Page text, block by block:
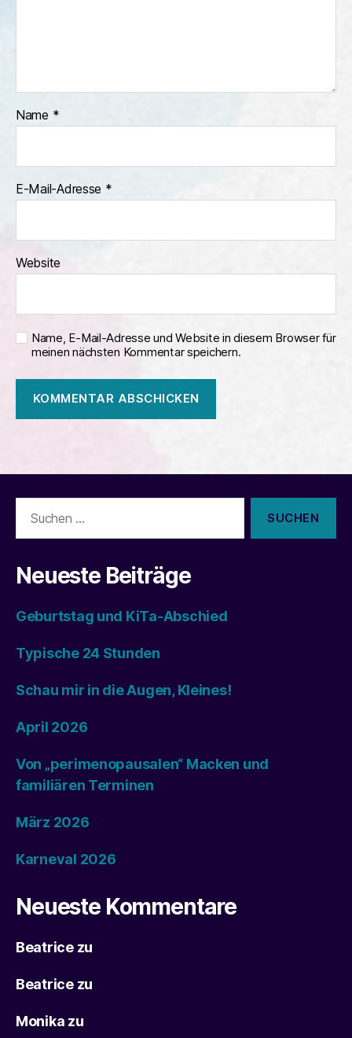
Name *
E-Mail-Adresse *
Website
Name, E-Mail-Adresse und Website in diesem Browser für
meinen nächsten Kommentar speichern.
nach:
Neueste Beiträge
Geburtstag und KiTa-Abschied
Typische 24 Stunden
Schau mir in die Augen, Kleines!
April 2026
Von „perimenopausalen“ Macken und
familiären Terminen
März 2026
Karneval 2026
Neueste Kommentare
Beatricezu
Beatricezu
Monika zu